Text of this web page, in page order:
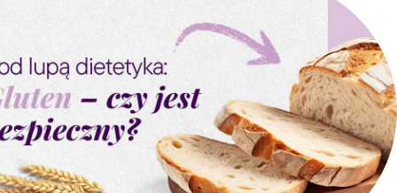
GOTOWA DIETA WYBÓR MENU PAKIETY MEDYCZNE